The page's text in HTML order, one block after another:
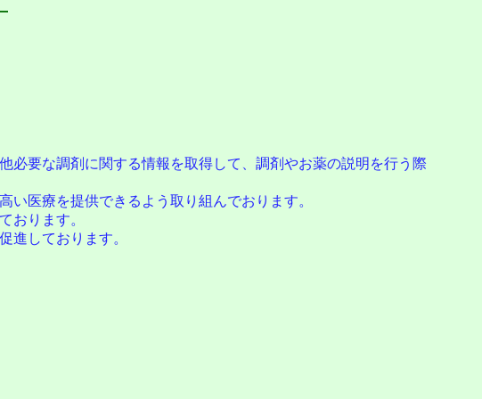
要な調剤に関する情報を取得して、調剤やお薬の説明を行う際
医療を提供できるよう取り組んでおります。
おります。
進しております。